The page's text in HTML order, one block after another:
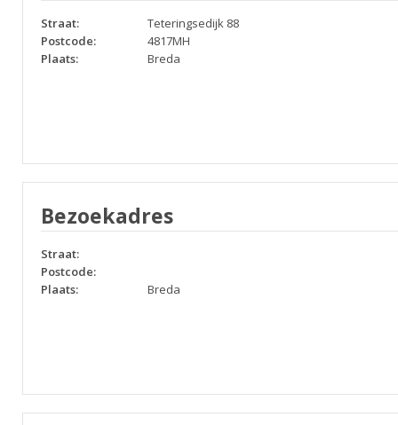
Straat:
Teteringsedijk 88
Postcode:
4817MH
Plaats:
Breda
Bezoekadres
Straat:
Postcode:
Plaats:
Breda